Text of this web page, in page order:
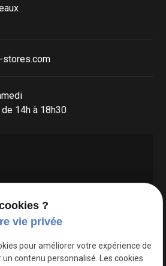
stores.com
14h à 18h30
API est désactivé.
?
vie privée
pour améliorer votre expérience de
contenu personnalisé. Les cookies